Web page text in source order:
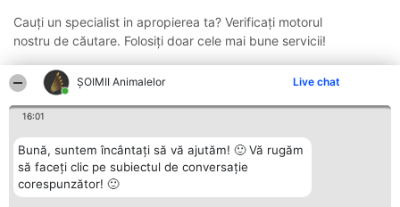
ŞOIMII Animalelor Live chat
16:01
Bună, suntem încântați să vă ajutăm! 🙂 Vă rugăm
să faceți clic pe subiectul de conversație
corespunzător! 🙂
Cauți un specialist in apropierea ta? Verificați motorul
nostru de căutare. Folosiți doar cele mai bune servicii!